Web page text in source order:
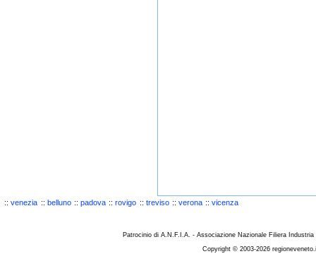
:: venezia :: belluno :: padova :: rovigo :: treviso :: verona :: vicenza
Patrocinio di A.N.F.I.A. - Associazione Nazionale Filiera
Copyright © 2003-2026